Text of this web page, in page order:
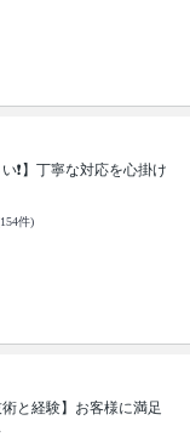
❗️】丁寧な対応を心掛け
件)
術と経験】お客様に満足